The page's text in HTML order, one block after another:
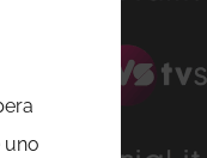
uno